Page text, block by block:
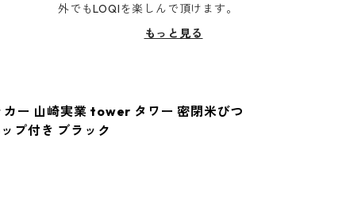
外でもLOQIを楽しんで頂けます。
もっと見る
カー 山崎実業 tower タワー 密閉米びつ
プ付き ブラック